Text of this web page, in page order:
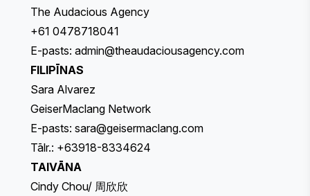
The Audacious Agency
+61 0478718041
E-pasts: admin@theaudaciousagency.com
FILIPĪNAS
Sara Alvarez
GeiserMaclang Network
E-pasts: sara@geisermaclang.com
Tālr.: +63918-8334624
TAIVĀNA
Cindy Chou/ 周欣欣